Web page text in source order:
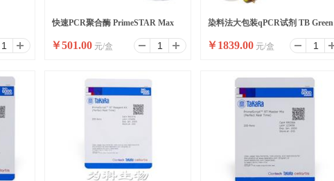
快速PCR聚合酶 PrimeSTAR Max
DNA Polymerase Ver.2
￥501.00 元/盒
染料法大包装qPCR试剂 TB Green
Premix Ex Taq II ,Bulk
￥1839.00 元/盒